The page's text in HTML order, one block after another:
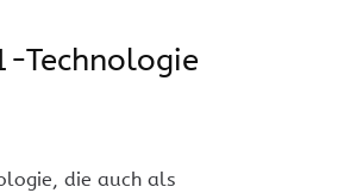
Technologie
die auch als